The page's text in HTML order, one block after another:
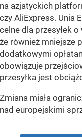
na azjatyckich
czy AliExpress. Unia
celne dla przesyłek
że również mniejsze
dodatkowymi
obowiązuje
przesyłka jest
Zmiana miała
nad europejskimi